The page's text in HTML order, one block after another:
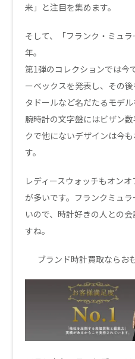
来」と注目を集めます。
そして、「フランク・ミュ
年。
第1弾のコレクションでは今
ーベックスを発表し、その
タドールなど名だたるモデル
腕時計の文字盤にはビザン
クで他にないデザインは今
す。
レディースウォッチもオン
が多いです。フランクミュ
いので、時計好きの人との
すね。
ブランド時計買取ならお